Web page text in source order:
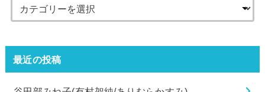
最近の投稿